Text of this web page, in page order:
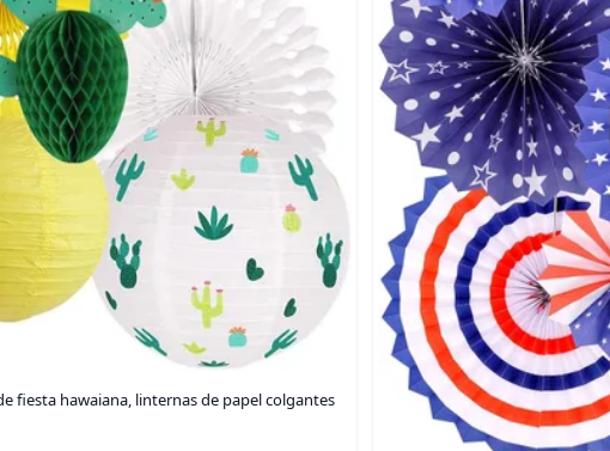
fiesta hawaiana, linternas de papel colgantes